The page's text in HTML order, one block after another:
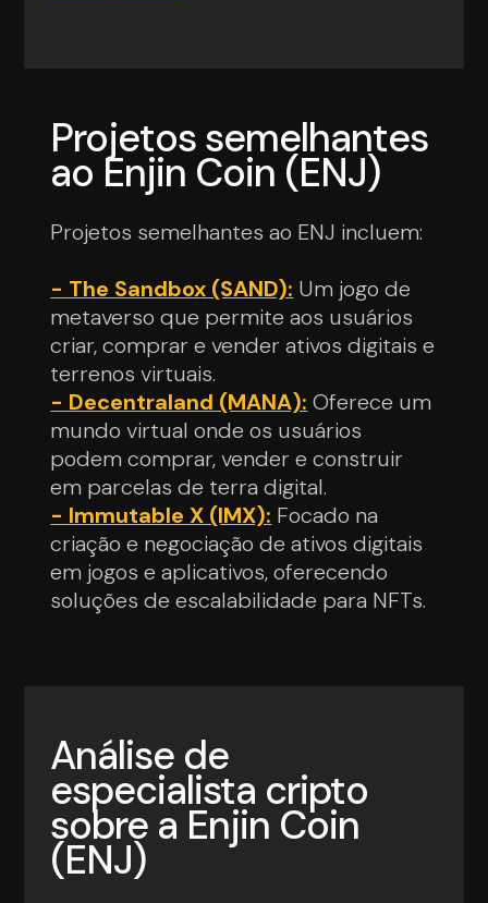
Projetos semelhantes
ao Enjin Coin (ENJ)
Projetos semelhantes ao ENJ incluem:
- The Sandbox (SAND): Um jogo de
metaverso que permite aos usuários
criar, comprar e vender ativos digitais e
terrenos virtuais.
- Decentraland (MANA): Oferece um
mundo virtual onde os usuários
podem comprar, vender e construir
em parcelas de terra digital.
- Immutable X (IMX): Focado na
criação e negociação de ativos digitais
em jogos e aplicativos, oferecendo
soluções de escalabilidade para NFTs.
Análise de
especialista cripto
sobre a Enjin Coin
(ENJ)